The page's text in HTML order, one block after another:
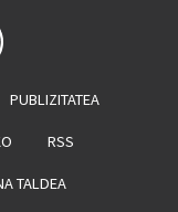
PUBLIZITATEA
RSS
TALDEA